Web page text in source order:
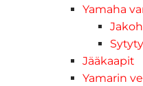
Yamaha
Jääkaapit
Yamarin